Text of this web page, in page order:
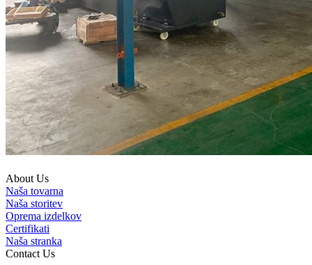
About Us
Naša tovarna
Naša storitev
Oprema izdelkov
Certifikati
Naša stranka
Contact Us